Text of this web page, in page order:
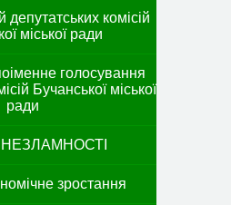
комісій
міської ради
голосування
Бучанської міської
ради
зростання